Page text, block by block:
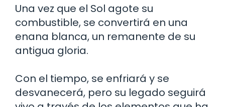
Una vez que el Sol agote su
combustible, se convertirá en una
enana blanca, un remanente de su
antigua gloria.
Con el tiempo, se enfriará y se
desvanecerá, pero su legado seguirá